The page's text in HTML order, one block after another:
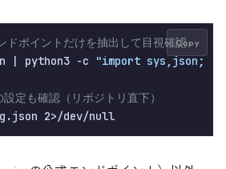
ポイントだけを抽出して目視確認
| python3 -c "import sys,json;
定も確認（リポジトリ直下）
Copy